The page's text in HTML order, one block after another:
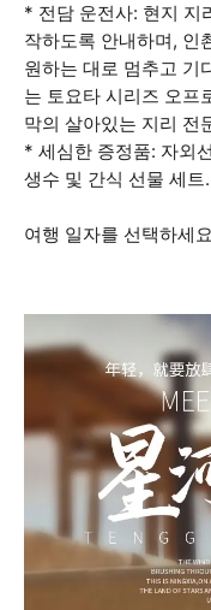
* 전담 운전사: 현지 지
작하도록 안내하며, 인
원하는 대로 멈추고 기
는 토요타 시리즈 오프
막의 살아있는 지리 전
* 세심한 증정품: 자외
생수 및 간식 선물 세트.
여행 일자를 선택하세